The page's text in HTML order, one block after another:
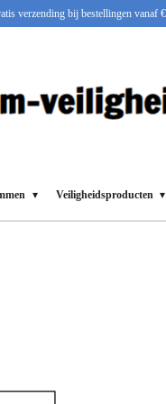
verzending bij bestellingen vanaf
Veiligheidsproducten